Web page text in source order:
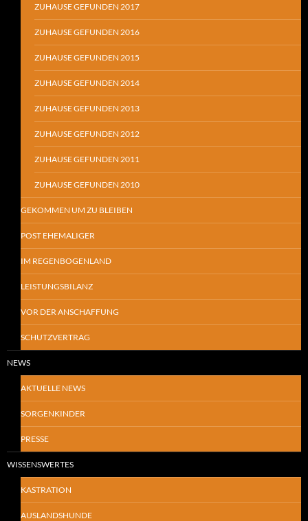
ZUHAUSE GEFUNDEN 2017
ZUHAUSE GEFUNDEN 2016
ZUHAUSE GEFUNDEN 2015
ZUHAUSE GEFUNDEN 2014
ZUHAUSE GEFUNDEN 2013
ZUHAUSE GEFUNDEN 2012
ZUHAUSE GEFUNDEN 2011
ZUHAUSE GEFUNDEN 2010
GEKOMMEN UM ZU BLEIBEN
POST EHEMALIGER
IM REGENBOGENLAND
LEISTUNGSBILANZ
VOR DER ANSCHAFFUNG
SCHUTZVERTRAG
NEWS
AKTUELLE NEWS
SORGENKINDER
PRESSE
WISSENSWERTES
KASTRATION
AUSLANDSHUNDE